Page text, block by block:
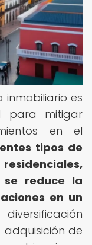
inmobiliario es
para mitigar
en el
tipos de
se reduce la
en un
de